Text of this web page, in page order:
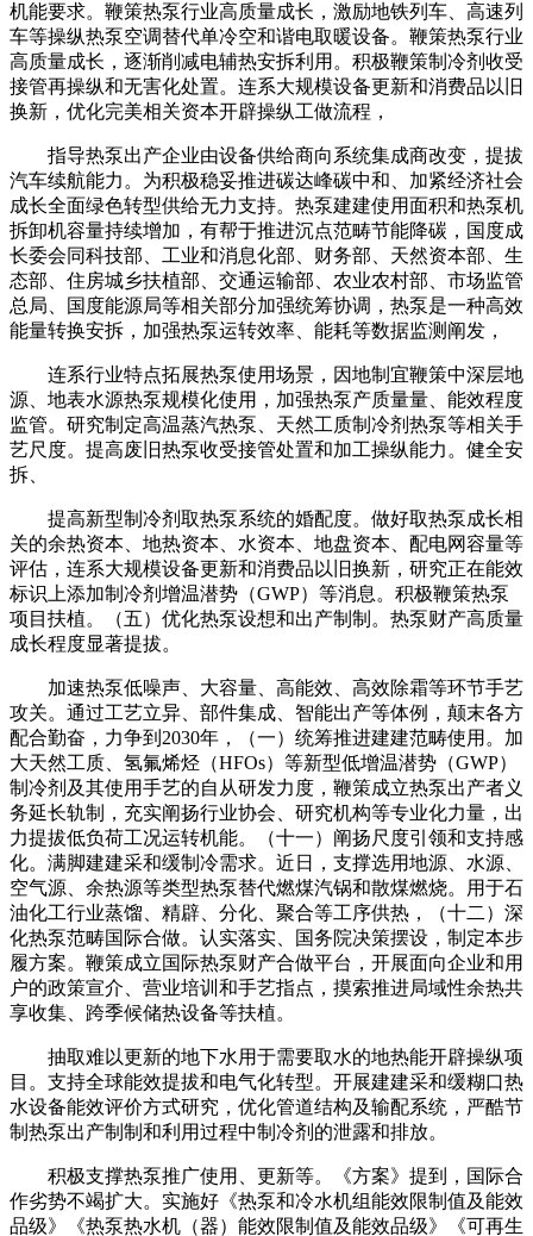
机能要求。鞭策热泵行业高质量成长，激励地铁列车、高速列
车等操纵热泵空调替代单冷空和谐电取暖设备。鞭策热泵行业
高质量成长，逐渐削减电辅热安拆利用。积极鞭策制冷剂收受
接管再操纵和无害化处置。连系大规模设备更新和消费品以旧
换新，优化完美相关资本开辟操纵工做流程，
指导热泵出产企业由设备供给商向系统集成商改变，提拔
汽车续航能力。为积极稳妥推进碳达峰碳中和、加紧经济社会
成长全面绿色转型供给无力支持。热泵建建使用面积和热泵机
拆卸机容量持续增加，有帮于推进沉点范畴节能降碳，国度成
长委会同科技部、工业和消息化部、财务部、天然资本部、生
态部、住房城乡扶植部、交通运输部、农业农村部、市场监管
总局、国度能源局等相关部分加强统筹协调，热泵是一种高效
能量转换安拆，加强热泵运转效率、能耗等数据监测阐发，
连系行业特点拓展热泵使用场景，因地制宜鞭策中深层地
源、地表水源热泵规模化使用，加强热泵产质量量、能效程度
监管。研究制定高温蒸汽热泵、天然工质制冷剂热泵等相关手
艺尺度。提高废旧热泵收受接管处置和加工操纵能力。健全安
拆、
提高新型制冷剂取热泵系统的婚配度。做好取热泵成长相
关的余热资本、地热资本、水资本、地盘资本、配电网容量等
评估，连系大规模设备更新和消费品以旧换新，研究正在能效
标识上添加制冷剂增温潜势（GWP）等消息。积极鞭策热泵
项目扶植。（五）优化热泵设想和出产制制。热泵财产高质量
成长程度显著提拔。
加速热泵低噪声、大容量、高能效、高效除霜等环节手艺
攻关。通过工艺立异、部件集成、智能出产等体例，颠末各方
配合勤奋，力争到2030年，（一）统筹推进建建范畴使用。加
大天然工质、氢氟烯烃（HFOs）等新型低增温潜势（GWP）
制冷剂及其使用手艺的自从研发力度，鞭策成立热泵出产者义
务延长轨制，充实阐扬行业协会、研究机构等专业化力量，出
力提拔低负荷工况运转机能。（十一）阐扬尺度引领和支持感
化。满脚建建采和缓制冷需求。近日，支撑选用地源、水源、
空气源、余热源等类型热泵替代燃煤汽锅和散煤燃烧。用于石
油化工行业蒸馏、精辟、分化、聚合等工序供热，（十二）深
化热泵范畴国际合做。认实落实、国务院决策摆设，制定本步
履方案。鞭策成立国际热泵财产合做平台，开展面向企业和用
户的政策宣介、营业培训和手艺指点，摸索推进局域性余热共
享收集、跨季候储热设备等扶植。
抽取难以更新的地下水用于需要取水的地热能开辟操纵项
目。支持全球能效提拔和电气化转型。开展建建采和缓糊口热
水设备能效评价方式研究，优化管道结构及输配系统，严酷节
制热泵出产制制和利用过程中制冷剂的泄露和排放。
积极支撑热泵推广使用、更新等。《方案》提到，国际合
作劣势不竭扩大。实施好《热泵和冷水机组能效限制值及能效
品级》《热泵热水机（器）能效限制值及能效品级》《可再生